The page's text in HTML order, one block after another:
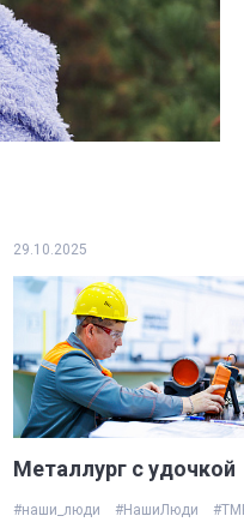
29.10.2025
Металлург с удочкой
#наши_люди #НашиЛюди